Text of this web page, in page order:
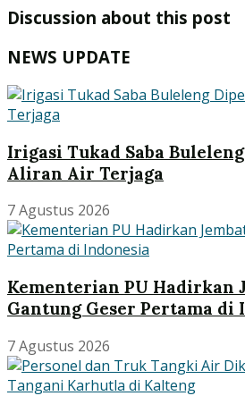
Discussion about this post
NEWS UPDATE
Irigasi Tukad Saba
Aliran Air Terjaga
7 Agustus 2026
Kementerian PU Hadirkan
Gantung Geser Pertama di
7 Agustus 2026